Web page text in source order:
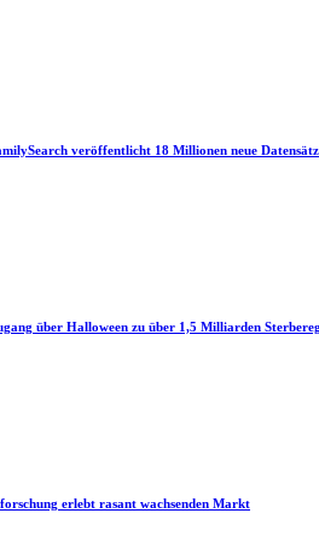
veröffentlicht 18 Millionen neue
über Halloween zu über 1,5 Milliarden
erlebt rasant wachsenden Markt